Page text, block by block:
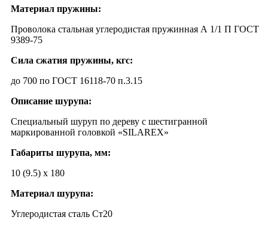
Материал пружины:
Проволока стальная углеродистая пружинная А 1/1 П ГОСТ
9389-75
Сила сжатия пружины, кгс:
до 700 по ГОСТ 16118-70 п.3.15
Описание шурупа:
Специальный шуруп по дереву с шестигранной
маркированной головкой «SILAREX»
Габариты шурупа, мм:
10 (9.5) х 180
Материал шурупа:
Углеродистая сталь Ст20